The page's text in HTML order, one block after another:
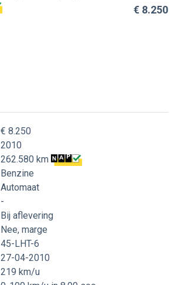
€ 8.250
€ 8.250
2010
262.580 km
Benzine
Automaat
-
Bij aflevering
Nee, marge
45-LHT-6
27-04-2010
219 km/u